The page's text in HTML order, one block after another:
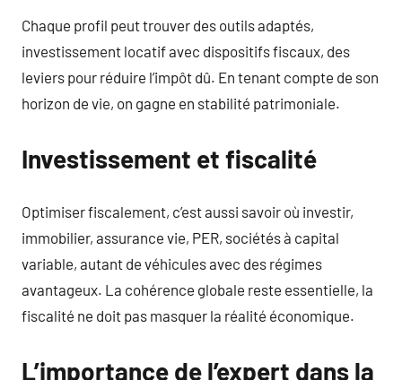
Chaque profil peut trouver des outils adaptés,
investissement locatif avec dispositifs fiscaux, des
leviers pour réduire l’impôt dû. En tenant compte de son
horizon de vie, on gagne en stabilité patrimoniale.
Investissement et fiscalité
Optimiser fiscalement, c’est aussi savoir où investir,
immobilier, assurance vie, PER, sociétés à capital
variable, autant de véhicules avec des régimes
avantageux. La cohérence globale reste essentielle, la
fiscalité ne doit pas masquer la réalité économique.
L’importance de l’expert dans la